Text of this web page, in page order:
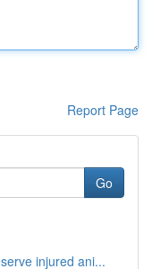
Report Page
Go
injured ani...